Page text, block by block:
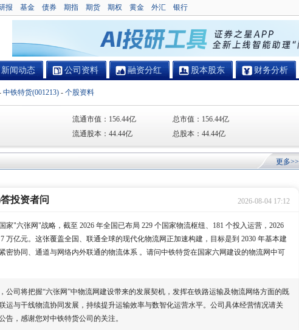
报 基金 债券 期指 期货 期权 黄金 外汇 银行
新闻动态 公司资料 融资分红 股本股东 财务分析
中铁特货(001213) - 个股资料
流通市值： 156.44亿 总市值： 156.44亿
流通股本： 44.44亿 总股本： 44.44亿
更多>>
投资者问 2026-08-04 17:12
家"六张网"战略，截至 2026 年全国已布局 229 个国家物流枢纽、181 个投入运营，2026
万亿元。这张覆盖全国、联通全球的现代化物流网正加速构建，目标是到 2030 年基本建
密协同、通道与网络内外联通的物流体系 。请问中铁特货在国家六网建设的物流网中可
公司将把握“六张网”中物流网建设带来的发展契机，发挥在铁路运输及物流网络方面的既
运与干线物流协同发展，持续提升运输效率与数智化运营水平。公司具体经营情况请关
告，感谢您对中铁特货公司的关注。